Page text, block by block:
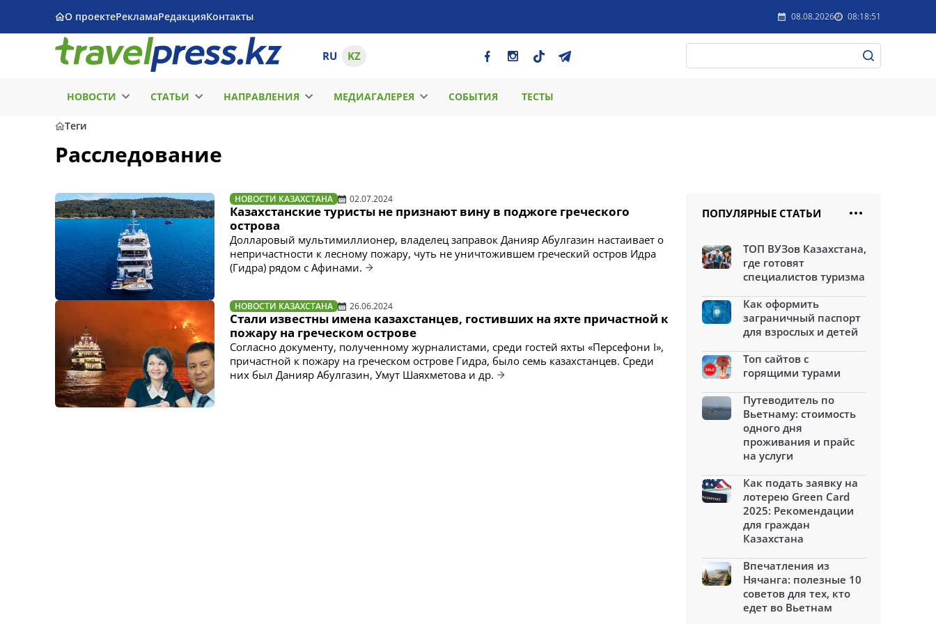
О проектеРекламаРедакцияКонтакты 08.08.2026 08:18:51
RU KZ
НОВОСТИ СТАТЬИ НАПРАВЛЕНИЯ МЕДИАГАЛЕРЕЯ СОБЫТИЯ ТЕСТЫ
Теги
Расследование
НОВОСТИ КАЗАХСТАНА 02.07.2024
Казахстанские туристы не признают вину в поджоге греческого
острова
Долларовый мультимиллионер, владелец заправок Данияр Абулгазин настаивает о
непричастности к лесному пожару, чуть не уничтожившем греческий остров Идра
(Гидра) рядом с Афинами.
НОВОСТИ КАЗАХСТАНА 26.06.2024
Стали известны имена казахстанцев, гостивших на яхте причастной к
пожару на греческом острове
Согласно документу, полученному журналистами, среди гостей яхты «Персефони I»,
причастной к пожару на греческом острове Гидра, было семь казахстанцев. Среди
них был Данияр Абулгазин, Умут Шаяхметова и др.
ПОПУЛЯРНЫЕ СТАТЬИ
ТОП ВУЗов Казахстана,
где готовят
специалистов туризма
Как оформить
заграничный паспорт
для взрослых и детей
Топ сайтов с
горящими турами
Путеводитель по
Вьетнаму: стоимость
одного дня
проживания и прайс
на услуги
Как подать заявку на
лотерею Green Card
2025: Рекомендации
для граждан
Казахстана
Впечатления из
Нячанга: полезные 10
советов для тех, кто
едет во Вьетнам